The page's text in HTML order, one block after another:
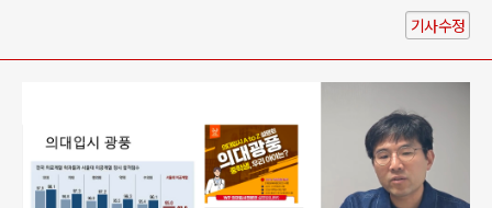
기사수정